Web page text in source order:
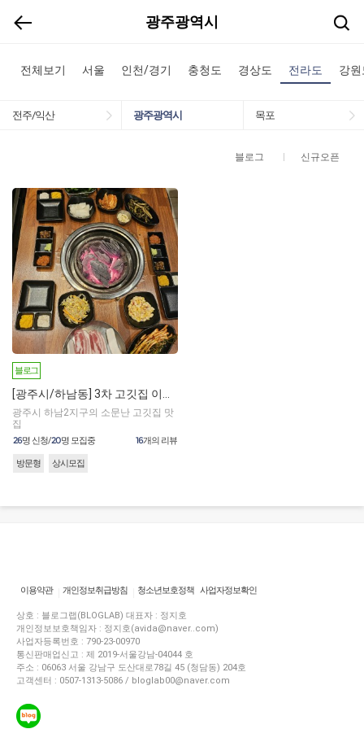
광주광역시
전체보기 서울 인천/경기 충청도 경상도 전라도 강원
전주/익산 광주광역시 목포
블로그 신규오픈
블로그
광주시 하남2지구의 소문난 고깃집 맛
집
26명 신청/20명 모집중 16개의 리뷰
방문형 상시모집
이용약관 개인정보취급방침 청소년보호정책 사업자정보확인
상호 : 블로그랩(BLOGLAB) 대표자 : 정지호
개인정보보호책임자 : 정지호(avida@naver..com)
사업자등록번호 : 790-23-00970
통신판매업신고 : 제 2019-서울강남-04044 호
주소 : 06063 서울 강남구 도산대로78길 45 (청담동) 204호
고객센터 : 0507-1313-5086 / bloglab00@naver.com